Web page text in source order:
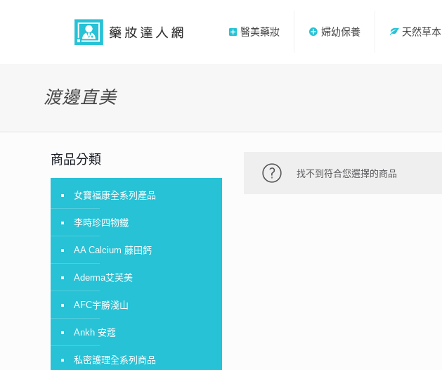
醫美藥妝 婦幼保養 天然草本
渡邊直美
找不到符合您選擇的商品
商品分類
女寶福康全系列產品
李時珍四物鐵
AA Calcium 藤田鈣
Aderma艾芙美
AFC宇勝淺山
Ankh 安蔻
私密護理全系列商品